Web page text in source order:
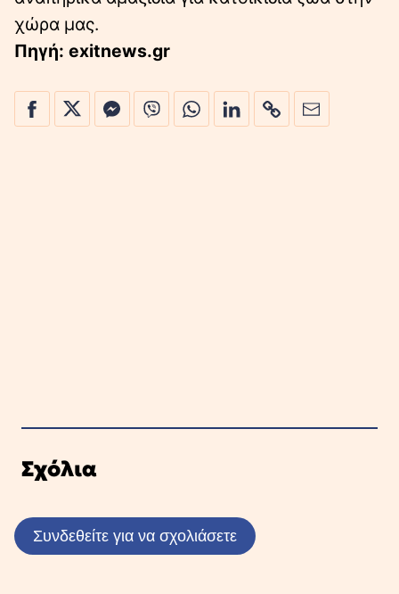
χώρα μας.
Πηγή: exitnews.gr
Σχόλια
Συνδεθείτε για να σχολιάσετε